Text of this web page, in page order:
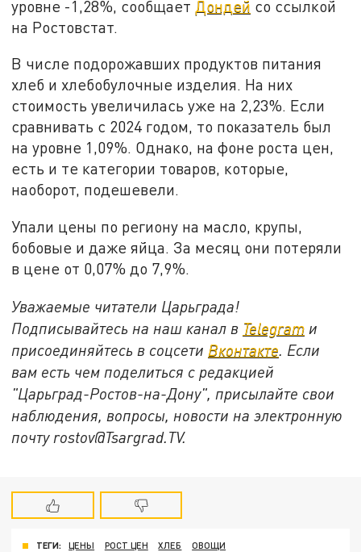
уровне -1,28%, сообщает Дондей со ссылкой
на Ростовстат.
В числе подорожавших продуктов питания
хлеб и хлебобулочные изделия. На них
стоимость увеличилась уже на 2,23%. Если
сравнивать с 2024 годом, то показатель был
на уровне 1,09%. Однако, на фоне роста цен,
есть и те категории товаров, которые,
наоборот, подешевели.
Упали цены по региону на масло, крупы,
бобовые и даже яйца. За месяц они потеряли
в цене от 0,07% до 7,9%.
Уважаемые читатели Царьграда!
Подписывайтесь на наш канал в Telegram и
присоединяйтесь в соцсети Вконтакте. Если
вам есть чем поделиться с редакцией
"Царьград-Ростов-на-Дону", присылайте свои
наблюдения, вопросы, новости на электронную
почту rostov@Tsargrad.ТV.
ТЕГИ: ЦЕНЫ РОСТ ЦЕН ХЛЕБ ОВОЩИ